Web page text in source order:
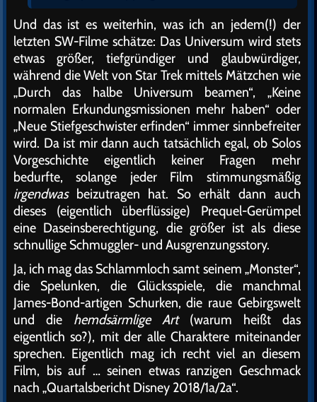
Und das ist es weiterhin, was ich an jedem(!) der
letzten SW-Filme schätze: Das Universum wird stets
etwas größer, tiefgründiger und glaubwürdiger,
während die Welt von Star Trek mittels Mätzchen wie
„Durch das halbe Universum beamen“, „Keine
normalen Erkundungsmissionen mehr haben“ oder
„Neue Stiefgeschwister erfinden“ immer sinnbefreiter
wird. Da ist mir dann auch tatsächlich egal, ob Solos
Vorgeschichte eigentlich keiner Fragen mehr
bedurfte, solange jeder Film stimmungsmäßig
irgendwasbeizutragen hat. So erhält dann auch
dieses (eigentlich überflüssige) Prequel-Gerümpel
eine Daseinsberechtigung, die größer ist als diese
schnullige Schmuggler- und Ausgrenzungsstory.
Ja, ich mag das Schlammloch samt seinem „Monster“,
die Spelunken, die Glücksspiele, die manchmal
James-Bond-artigen Schurken, die raue Gebirgswelt
und die hemdsärmlige Art(warum heißt das
eigentlich so?), mit der alle Charaktere miteinander
sprechen. Eigentlich mag ich recht viel an diesem
Film, bis auf … seinen etwas ranzigen Geschmack
nach „Quartalsbericht Disney 2018/1a/2a“.